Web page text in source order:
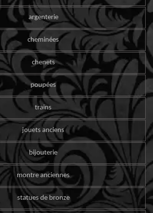
argenterie
cheminées
chenets
poupées
trains
jouets anciens
bijouterie
montre anciennes
statues de bronze